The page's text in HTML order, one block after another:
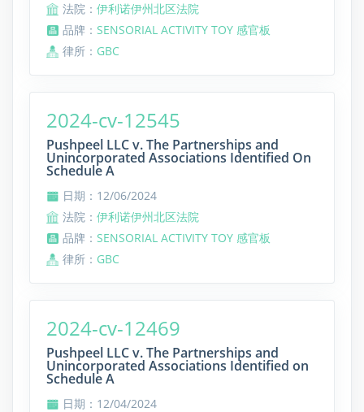
法院： 伊利诺伊州北区法院
品牌： SENSORIAL ACTIVITY TOY 感官板
律所： GBC
2024-cv-12545
Pushpeel LLC v. The Partnerships and
Unincorporated Associations Identified On
Schedule A
日期：12/06/2024
法院： 伊利诺伊州北区法院
品牌： SENSORIAL ACTIVITY TOY 感官板
律所： GBC
2024-cv-12469
Pushpeel LLC v. The Partnerships and
Unincorporated Associations Identified on
Schedule A
日期：12/04/2024